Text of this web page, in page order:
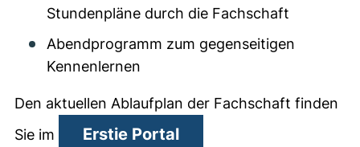
Stundenpläne durch die Fachschaft
Abendprogramm zum gegenseitigen
Kennenlernen
Den aktuellen Ablaufplan der Fachschaft finden
Sie im
Erstie Portal(externer Link, öffnet